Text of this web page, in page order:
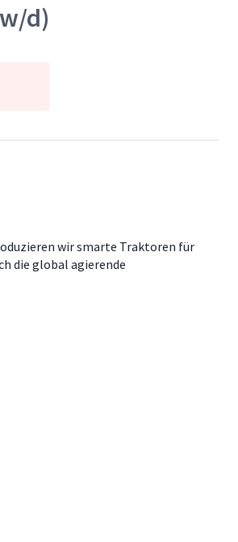
d)
wir smarte Traktoren für
die global agierende